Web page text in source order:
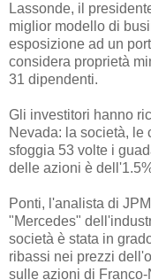
Lassonde, il
miglior modello di
esposizione ad un
considera proprietà
31 dipendenti.
Gli investitori hanno
Nevada: la società, le
sfoggia 53 volte i
delle azioni è
Ponti, l'analista di
"Mercedes"
società è stata in
ribassi nei prezzi
sulle azioni di